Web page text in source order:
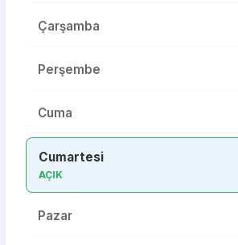
Çarşamba
Perşembe
Cuma
Cumartesi
AÇIK
Pazar